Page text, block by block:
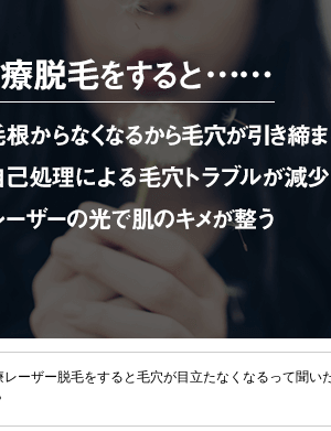
レーザー脱毛をすると毛穴が目立たなくなるって聞い